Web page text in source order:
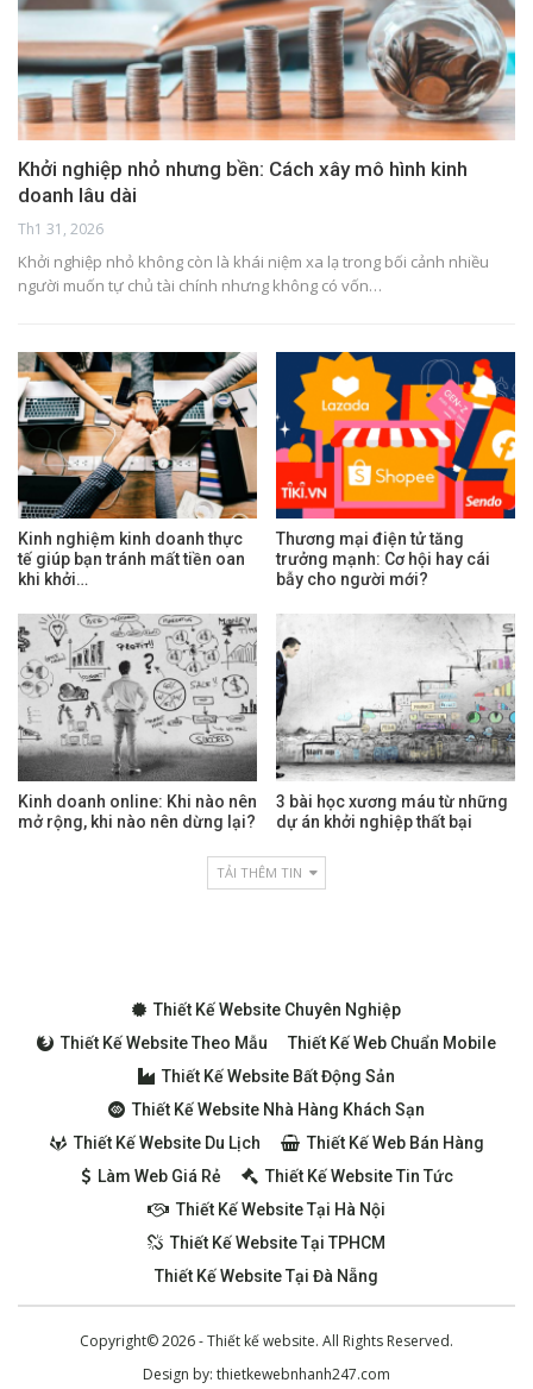
Khởi nghiệp nhỏ nhưng bền: Cách xây mô hình kinh
doanh lâu dài
Th1 31, 2026
Khởi nghiệp nhỏ không còn là khái niệm xa lạ trong bối cảnh nhiều
người muốn tự chủ tài chính nhưng không có vốn…
Kinh nghiệm kinh doanh thực
tế giúp bạn tránh mất tiền oan
khi khởi…
Thương mại điện tử tăng
trưởng mạnh: Cơ hội hay cái
bẫy cho người mới?
Kinh doanh online: Khi nào nên
mở rộng, khi nào nên dừng lại?
3 bài học xương máu từ những
dự án khởi nghiệp thất bại
TẢI THÊM TIN
Thiết Kế Website Chuyên Nghiệp
Thiết Kế Website Theo Mẫu
Thiết Kế Web Chuẩn Mobile
Thiết Kế Website Bất Động Sản
Thiết Kế Website Nhà Hàng Khách Sạn
Thiết Kế Website Du Lịch
Thiết Kế Web Bán Hàng
Làm Web Giá Rẻ
Thiết Kế Website Tin Tức
Thiết Kế Website Tại Hà Nội
Thiết Kế Website Tại TPHCM
Thiết Kế Website Tại Đà Nẵng
Copyright© 2026 - Thiết kế website. All Rights Reserved.
Design by: thietkewebnhanh247.com